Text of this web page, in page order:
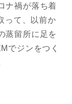
ナ禍が落ち着
って、以前か
蒸留所に足を
でジンをつく